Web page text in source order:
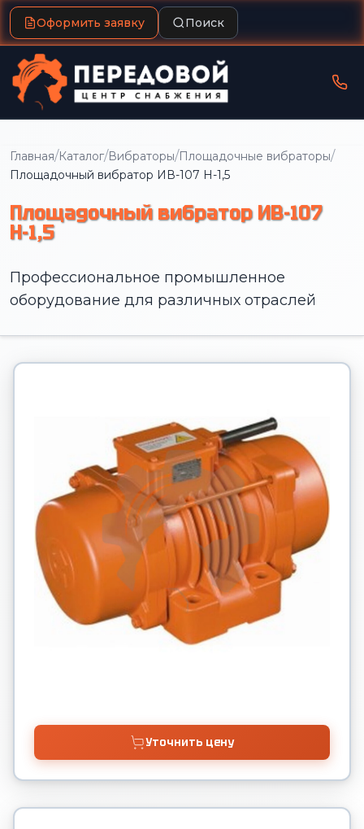
Оформить заявку Поиск
Главная/Каталог/Вибраторы/Площадочные вибраторы/
Площадочный вибратор ИВ-107 Н-1,5
Площадочный вибратор ИВ-107
Н-1,5
Профессиональное промышленное
оборудование для различных отраслей
Уточнить цену